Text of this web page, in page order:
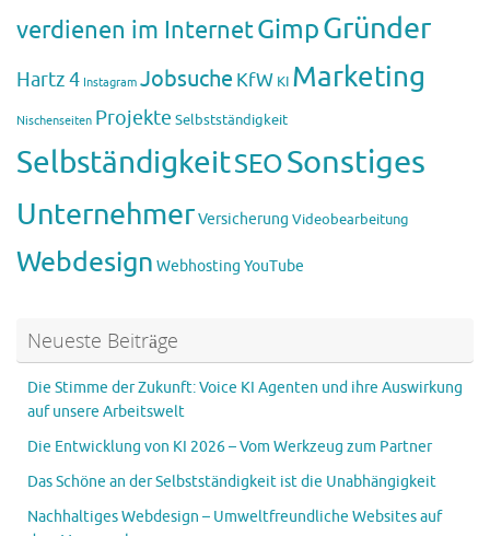
verdienen im InternetGimpGründer
Hartz 4 Instagram Jobsuche KfW KI Marketing
Nischenseiten Projekte Selbstständigkeit
SelbständigkeitSEOSonstiges
UnternehmerVersicherung Videobearbeitung
Webdesign Webhosting YouTube
Neueste Beiträge
Die Stimme der Zukunft: Voice KI Agenten und ihre Auswirkung
auf unsere Arbeitswelt
Die Entwicklung von KI 2026 – Vom Werkzeug zum Partner
Das Schöne an der Selbstständigkeit ist die Unabhängigkeit
Nachhaltiges Webdesign – Umweltfreundliche Websites auf